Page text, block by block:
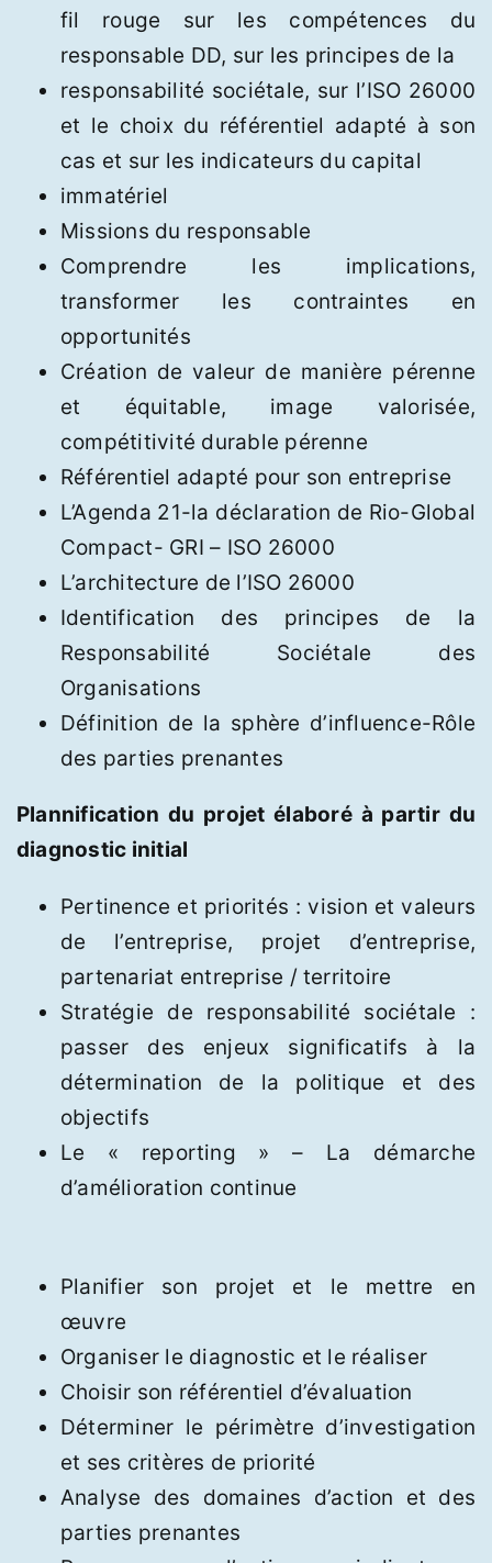
fil rouge sur les compétences du
responsable DD, sur les principes de la
responsabilité sociétale, sur l’ISO 26000
et le choix du référentiel adapté à son
cas et sur les indicateurs du capital
immatériel
Missions du responsable
Comprendre les implications,
transformer les contraintes en
opportunités
Création de valeur de manière pérenne
et équitable, image valorisée,
compétitivité durable pérenne
Référentiel adapté pour son entreprise
L’Agenda 21-la déclaration de Rio-Global
Compact- GRI – ISO 26000
L’architecture de l’ISO 26000
Identification des principes de la
Responsabilité Sociétale des
Organisations
Définition de la sphère d’influence-Rôle
des parties prenantes
Plannification du projet élaboré à partir du
diagnostic initial
Pertinence et priorités : vision et valeurs
de l’entreprise, projet d’entreprise,
partenariat entreprise / territoire
Stratégie de responsabilité sociétale :
passer des enjeux significatifs à la
détermination de la politique et des
objectifs
Le « reporting » – La démarche
d’amélioration continue
Planifier son projet et le mettre en
œuvre
Organiser le diagnostic et le réaliser
Choisir son référentiel d’évaluation
Déterminer le périmètre d’investigation
et ses critères de priorité
Analyse des domaines d’action et des
parties prenantes